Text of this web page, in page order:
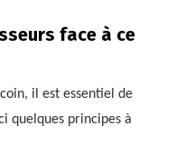
face à ce
il est essentiel de
quelques principes à